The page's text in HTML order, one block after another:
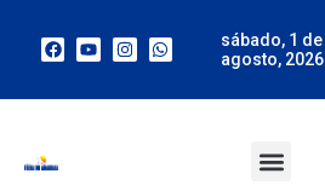
sábado, 1 de
agosto, 2026